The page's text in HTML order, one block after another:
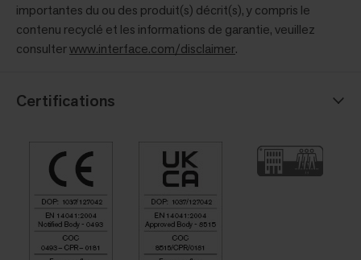
importantes du ou des produit(s) décrit(s), y compris le
contenu recyclé et les informations de garantie, veuillez
consulterwww.interface.com/disclaimer.
Certifications